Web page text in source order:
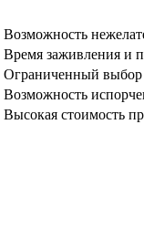
Возможность
Время заживления и
Ограниченный
Возможность
Высокая стоимость